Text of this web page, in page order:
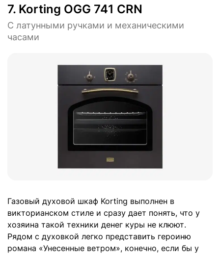
7. Korting OGG 741 CRN
С латунными ручками и механическими
часами
Газовый духовой шкаф Korting выполнен в
викторианском стиле и сразу дает понять, что у
хозяина такой техники денег куры не клюют.
Рядом с духовкой легко представить героиню
романа «Унесенные ветром», конечно, если бы у